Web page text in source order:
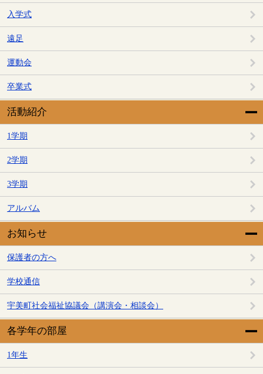
入学式
遠足
運動会
卒業式
活動紹介
1学期
2学期
3学期
アルバム
お知らせ
保護者の方へ
学校通信
宇美町社会福祉協議会（講演会・相談会）
各学年の部屋
1年生